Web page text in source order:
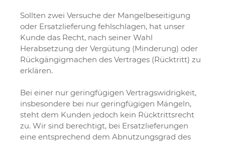
Sollten zwei Versuche der Mangelbeseitigung
oder Ersatzlieferung fehlschlagen, hat unser
Kunde das Recht, nach seiner Wahl
Herabsetzung der Vergütung (Minderung) oder
Rückgängigmachen des Vertrages (Rücktritt) zu
erklären.
Bei einer nur geringfügigen Vertragswidrigkeit,
insbesondere bei nur geringfügigen Mängeln,
steht dem Kunden jedoch kein Rücktrittsrecht
zu. Wir sind berechtigt, bei Ersatzlieferungen
eine entsprechend dem Abnutzungsgrad des